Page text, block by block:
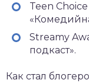
Teen
Streamy
подкаст».
Как стал